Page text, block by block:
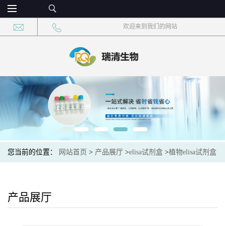
欢迎来到我们的网站
您当前的位置： 网站首页 > 产品展厅 >elisa试剂盒 >植物elisa试剂盒
产品展厅